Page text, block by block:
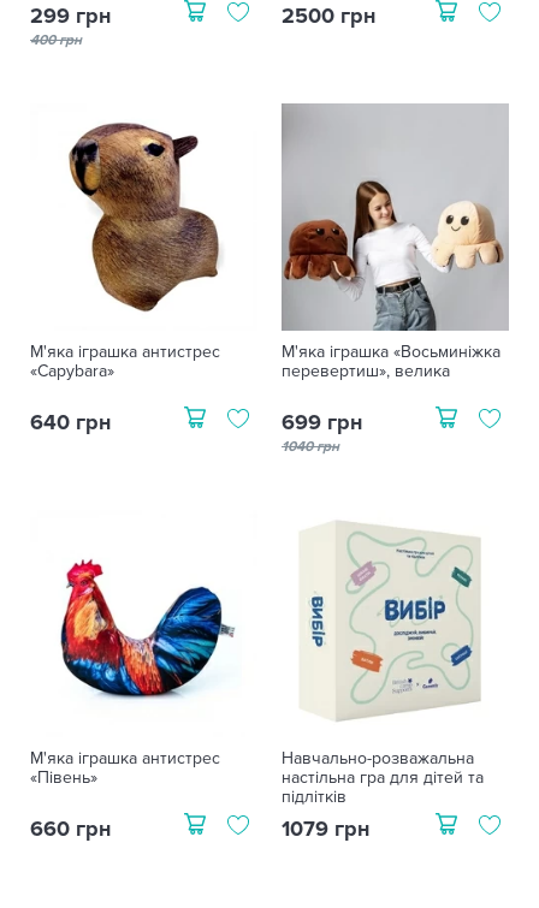
299 грн
400 грн
2500 грн
М'яка іграшка антистрес
«Capybara»
640 грн
М'яка іграшка «Восьминіжка
перевертиш», велика
699 грн
1040 грн
М'яка іграшка антистрес
«Півень»
660 грн
Навчально-розважальна
настільна гра для дітей та
підлітків
1079 грн